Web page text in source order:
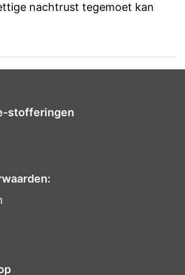
nachtrust tegemoet kan
stofferingen